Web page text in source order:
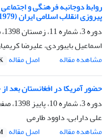
روابط دوجانبه فرهنگی و اجتماعی
پیروزی انقلاب اسلامی ایران (1979-1829 میلادی)
دوره 3، شماره 11، زمستان 1398، صفحه
اسماعیل بایبوردی، علیرضا
مشاهده مقاله
اصل مقاله
حضور آمریکا در افغانستان بعد از حوادث
دوره 3، شماره 10، پاییز 1398، صفحه
علی دارابی، داوود طارمی
مشاهده مقاله
اصل مقاله